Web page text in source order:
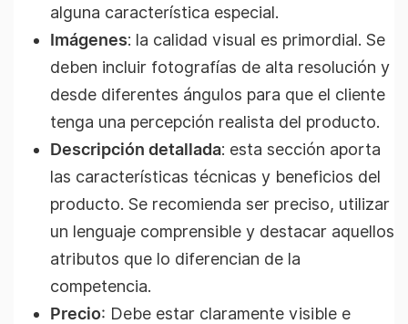
alguna característica especial.
Imágenes: la calidad visual es primordial. Se
deben incluir fotografías de alta resolución y
desde diferentes ángulos para que el cliente
tenga una percepción realista del producto.
Descripción detallada: esta sección aporta
las características técnicas y beneficios del
producto. Se recomienda ser preciso, utilizar
un lenguaje comprensible y destacar aquellos
atributos que lo diferencian de la
competencia.
Precio: Debe estar claramente visible e